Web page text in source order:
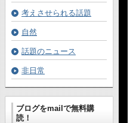
考えさせられる話題
自然
話題のニュース
非日常
ブログをmailで無料購
読！